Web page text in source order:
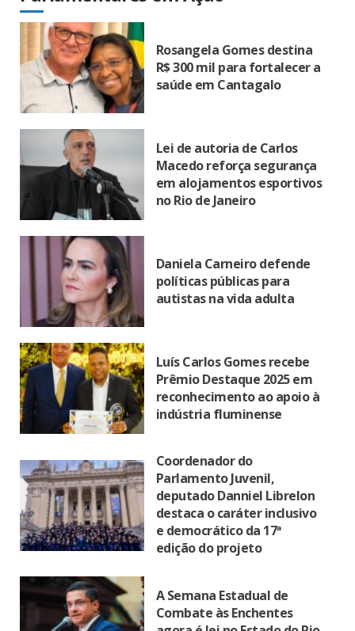
Rosangela Gomes destina
R$ 300 mil para fortalecer a
saúde em Cantagalo
Lei de autoria de Carlos
Macedo reforça segurança
em alojamentos esportivos
no Rio de Janeiro
Daniela Carneiro defende
políticas públicas para
autistas na vida adulta
Luís Carlos Gomes recebe
Prêmio Destaque 2025 em
reconhecimento ao apoio à
indústria fluminense
Coordenador do
Parlamento Juvenil,
deputado Danniel Librelon
destaca o caráter inclusivo
e democrático da 17ª
edição do projeto
A Semana Estadual de
Combate às Enchentes